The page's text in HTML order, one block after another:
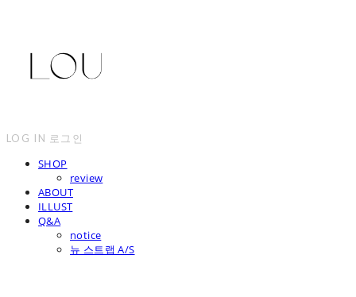
LOG IN 로그인
SHOP
review
ABOUT
ILLUST
Q&A
notice
뉴 스트랩 A/S